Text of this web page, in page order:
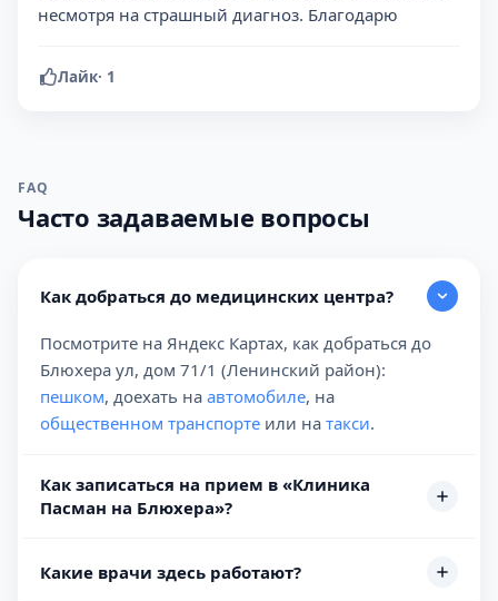
несмотря на страшный диагноз. Благодарю
Лайк· 1
FAQ
Часто задаваемые вопросы
Как добраться до медицинских центра?
Посмотрите на Яндекс Картах, как добраться до
Блюхера ул, дом 71/1 (Ленинский район):
пешком, доехать на автомобиле, на
общественном транспорте или на такси.
Как записаться на прием в «Клиника
Пасман на Блюхера»?
Какие врачи здесь работают?